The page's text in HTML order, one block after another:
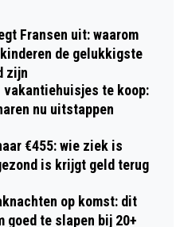
Fransen uit: waarom
de gelukkigste
zijn
vakantiehuisjes te koop:
nu uitstappen
€455: wie ziek is
is krijgt geld terug
op komst: dit
goed te slapen bij 20+